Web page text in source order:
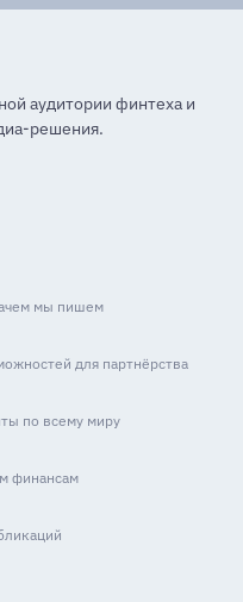
аудитории финтеха и
решения.
мы пишем
для партнёрства
по всему миру
финансам